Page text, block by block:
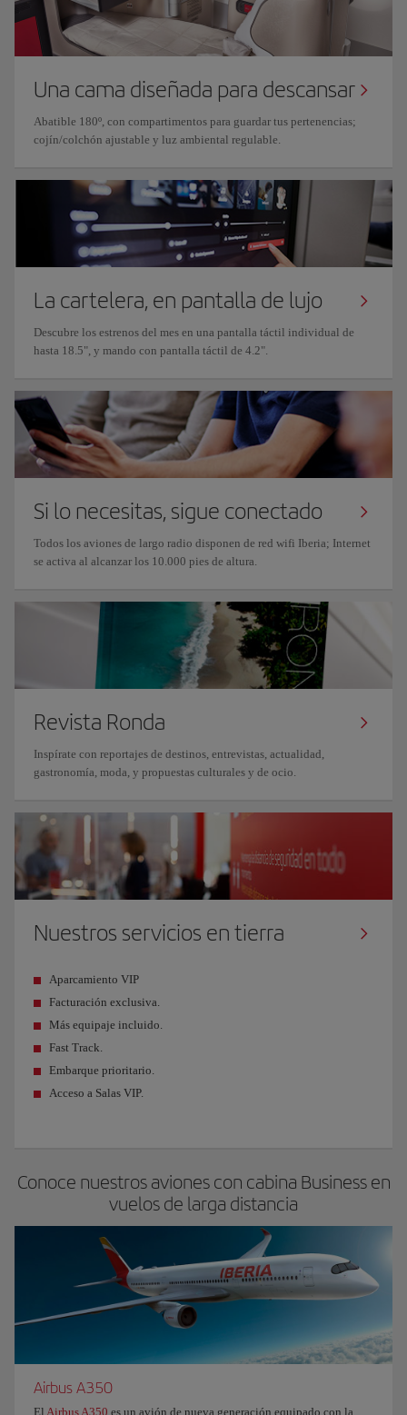
Una cama diseñada para descansar
Abatible 180º, con compartimentos para guardar tus pertenencias;
cojín/colchón ajustable y luz ambiental regulable.
La cartelera, en pantalla de lujo
Descubre los estrenos del mes en una pantalla táctil individual de
hasta 18.5", y mando con pantalla táctil de 4.2".
Si lo necesitas, sigue conectado
Todos los aviones de largo radio disponen de red wifi Iberia; Internet
se activa al alcanzar los 10.000 pies de altura.
Revista Ronda
Inspírate con reportajes de destinos, entrevistas, actualidad,
gastronomía, moda, y propuestas culturales y de ocio.
Nuestros servicios en tierra
Aparcamiento VIP
Facturación exclusiva.
Más equipaje incluido.
Fast Track.
Embarque prioritario.
Acceso a Salas VIP.
Conoce nuestros aviones con cabina Business en
vuelos de larga distancia
Airbus A350
El Airbus A350 es un avión de nueva generación equipado con la